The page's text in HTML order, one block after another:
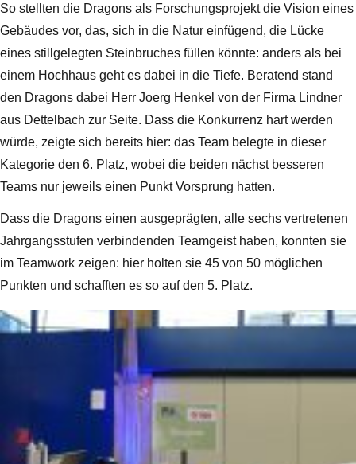
So stellten die Dragons als Forschungsprojekt die Vision eines
Gebäudes vor, das, sich in die Natur einfügend, die Lücke
eines stillgelegten Steinbruches füllen könnte: anders als bei
einem Hochhaus geht es dabei in die Tiefe. Beratend stand
den Dragons dabei Herr Joerg Henkel von der Firma Lindner
aus Dettelbach zur Seite. Dass die Konkurrenz hart werden
würde, zeigte sich bereits hier: das Team belegte in dieser
Kategorie den 6. Platz, wobei die beiden nächst besseren
Teams nur jeweils einen Punkt Vorsprung hatten.
Dass die Dragons einen ausgeprägten, alle sechs vertretenen
Jahrgangsstufen verbindenden Teamgeist haben, konnten sie
im Teamwork zeigen: hier holten sie 45 von 50 möglichen
Punkten und schafften es so auf den 5. Platz.